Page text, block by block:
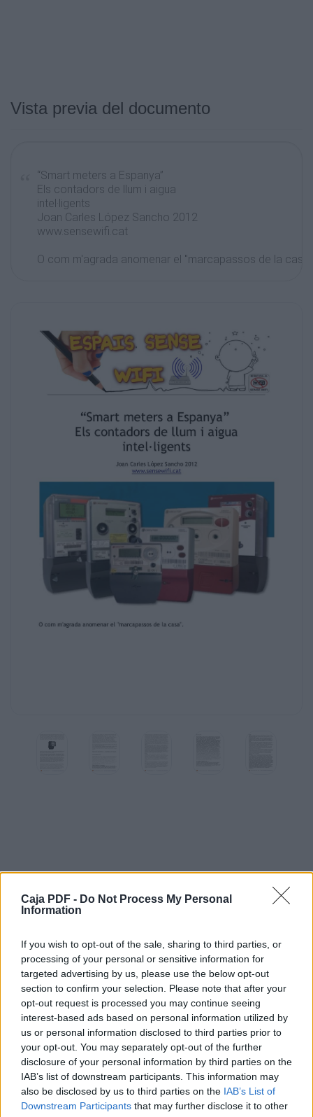
Caja PDF - Do Not Process My Personal
Information
If you wish to opt-out of the sale, sharing to third parties, or
processing of your personal or sensitive information for
targeted advertising by us, please use the below opt-out
section to confirm your selection. Please note that after your
opt-out request is processed you may continue seeing
interest-based ads based on personal information utilized by
us or personal information disclosed to third parties prior to
your opt-out. You may separately opt-out of the further
disclosure of your personal information by third parties on the
IAB’s list of downstream participants. This information may
also be disclosed by us to third parties on the IAB’s List of
Downstream Participants that may further disclose it to other
Vista previa del documento
“Smart meters a Espanya”
Els contadors de llum i aigua
intel·ligents
Joan Carles López Sancho 2012
www.sensewifi.cat
O com m'agrada anomenar el "marcapassos de la
difícil accés o s'ha d'accedir a l'interior, les coses es
hi viu ningú a la finca, o es troba ningú de la casa o
comptador, i això comporta errors de lectura, es
manualment la lectura del comptador i enviar-la per
es fa una lectura estimada (que sempre ha generat
Fins ara hem estat des que es va inventar l'electricitat
elèctric amb el comptador de roda, i que no havia
disseny des que es va inventar, però això s'ha acabat.
El comptador intel·ligents perquè portessin una
el frau a la companyia elèctrica, traguessin
hora vens a casa, si et vas de vacances, quanta gent
televisió i ordinador, així com els aparells elèctrics que
totes aquestes dades passar-los directament a la
estadístiques
de consum, tall del subministrament per falta de
l'instant) i des de la central, sense que cap operari de
voltants del domicili, per a procedir al tall de
falta de potència contractada (vigilància de connexió a
apaties, només per prendre lectures des de la
sense fils de lectura de l'energia elèctrica.
Jo em preguntava quan arribaria aquesta tecnologia, ja
temps en aquestes tasques, veient que aviat anava a
plans del canvi de comptadors intel · ligents, per part
coneixem alguns de nosaltres per evitar el temut wifi
habitació de l'habitatge a una altra que aquesta a l'altra
sempre que tinguem un endoll de corrent prop, sense
utilitzem el cable elèctric de les nostres parets per a
la línia elèctrica, això s'aconsegueix amb l'ajuda d'uns
reverberacions, i ecos de soroll.
Doncs amb aquesta tecnologia s'aconsegueix
dues tecnologies s'interfereixin entre elles utilitzant el
fet bé en aquest país és aquesta tecnologia.
I un cop aconseguit això ja només falta desplegar
tancar el cicle de modernització estalvi i sobretot el
Ara vegem la manera de comunicar un comptador
elèctrica.
Descargar el documento (PDF)
Contadors Inteligents sota control .pdf (PDF, 3.4 MB)